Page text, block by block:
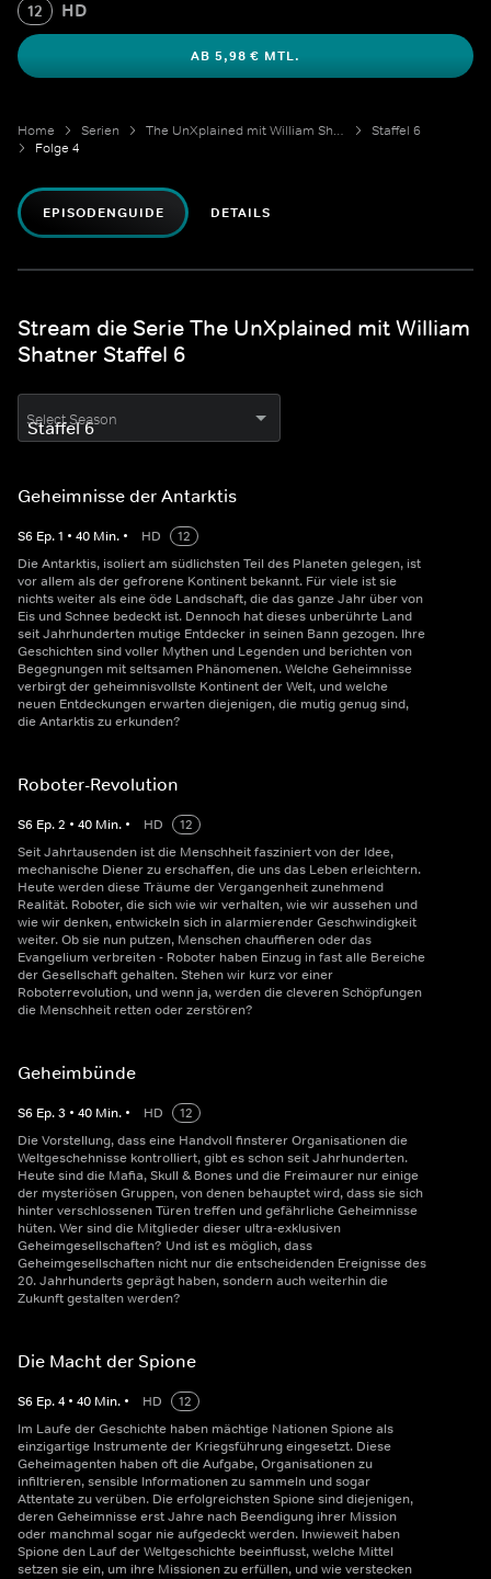
setzen sie ein, um ihre Missionen zu erfüllen, und wie verstecken
sich diese Täuschungskünstler in aller Öffentlichkeit?
12 HD
AB 5,98 € MTL.
Home Serien The UnXplained mit William Shatner
Staffel 6
Folge 4
EPISODENGUIDE DETAILS
Stream die Serie The UnXplained mit William
Shatner Staffel 6
Select Season
Geheimnisse der Antarktis
S6 Ep.1 • 40 Min. • HD
12
Die Antarktis, isoliert am südlichsten Teil des Planeten gelegen, ist
vor allem als der gefrorene Kontinent bekannt. Für viele ist sie
nichts weiter als eine öde Landschaft, die das ganze Jahr über von
Eis und Schnee bedeckt ist. Dennoch hat dieses unberührte Land
seit Jahrhunderten mutige Entdecker in seinen Bann gezogen. Ihre
Geschichten sind voller Mythen und Legenden und berichten von
Begegnungen mit seltsamen Phänomenen. Welche Geheimnisse
verbirgt der geheimnisvollste Kontinent der Welt, und welche
neuen Entdeckungen erwarten diejenigen, die mutig genug sind,
die Antarktis zu erkunden?
Roboter-Revolution
S6 Ep.2 • 40 Min. • HD
12
Seit Jahrtausenden ist die Menschheit fasziniert von der Idee,
mechanische Diener zu erschaffen, die uns das Leben erleichtern.
Heute werden diese Träume der Vergangenheit zunehmend
Realität. Roboter, die sich wie wir verhalten, wie wir aussehen und
wie wir denken, entwickeln sich in alarmierender Geschwindigkeit
weiter. Ob sie nun putzen, Menschen chauffieren oder das
Evangelium verbreiten - Roboter haben Einzug in fast alle Bereiche
der Gesellschaft gehalten. Stehen wir kurz vor einer
Roboterrevolution, und wenn ja, werden die cleveren Schöpfungen
die Menschheit retten oder zerstören?
Geheimbünde
S6 Ep.3 • 40 Min. • HD
12
Die Vorstellung, dass eine Handvoll finsterer Organisationen die
Weltgeschehnisse kontrolliert, gibt es schon seit Jahrhunderten.
Heute sind die Mafia, Skull & Bones und die Freimaurer nur einige
der mysteriösen Gruppen, von denen behauptet wird, dass sie sich
hinter verschlossenen Türen treffen und gefährliche Geheimnisse
hüten. Wer sind die Mitglieder dieser ultra-exklusiven
Geheimgesellschaften? Und ist es möglich, dass
Geheimgesellschaften nicht nur die entscheidenden Ereignisse des
20. Jahrhunderts geprägt haben, sondern auch weiterhin die
Zukunft gestalten werden?
Die Macht der Spione
S6 Ep.4 • 40 Min. • HD
12
Im Laufe der Geschichte haben mächtige Nationen Spione als
einzigartige Instrumente der Kriegsführung eingesetzt. Diese
Geheimagenten haben oft die Aufgabe, Organisationen zu
infiltrieren, sensible Informationen zu sammeln und sogar
Attentate zu verüben. Die erfolgreichsten Spione sind diejenigen,
deren Geheimnisse erst Jahre nach Beendigung ihrer Mission
oder manchmal sogar nie aufgedeckt werden. Inwieweit haben
Spione den Lauf der Weltgeschichte beeinflusst, welche Mittel
setzen sie ein, um ihre Missionen zu erfüllen, und wie verstecken